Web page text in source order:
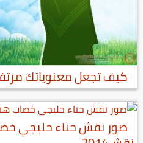
كيف تجعل معنوياتك